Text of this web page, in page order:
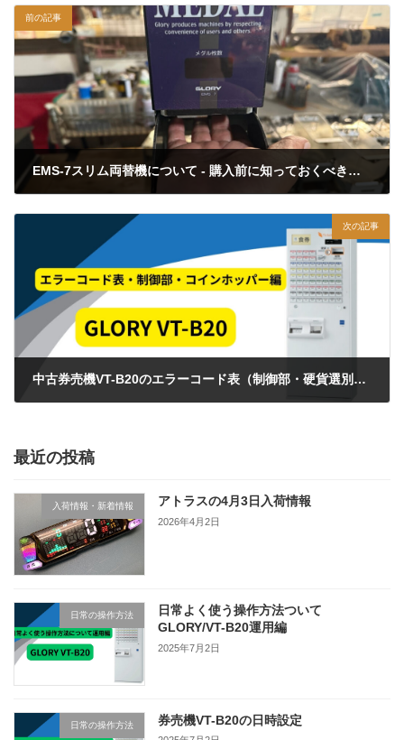
前の記事
EMS-7スリム両替機について - 購入前に知っておくべき重要なポイント
次の記事
中古券売機VT-B20のエラーコード表（制御部・硬貨選別部・硬貨部編）
最近の投稿
入荷情報・新着情報 アトラスの4月3日入荷情報
2026年4月2日
日常の操作方法
日常よく使う操作方法ついて
GLORY/VT-B20運用編
2025年7月2日
日常の操作方法 券売機VT-B20の日時設定